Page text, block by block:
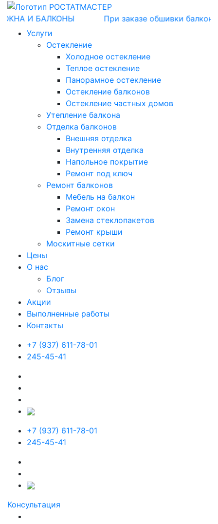
И БАЛКОНЫ
При заказе обшивки
Услуги
Остекление
Холодное остекление
Теплое остекление
Панорамное остекление
Остекление балконов
Остекление частных домов
Утепление балкона
Отделка балконов
Внешняя отделка
Внутренняя отделка
Напольное покрытие
Ремонт под ключ
Ремонт балконов
Мебель на балкон
Ремонт окон
Замена стеклопакетов
Ремонт крыши
Москитные сетки
Цены
О нас
Блог
Отзывы
Акции
Выполненные работы
Контакты
+7 (937) 611-78-01
245-45-41
+7 (937) 611-78-01
245-45-41
Консультация